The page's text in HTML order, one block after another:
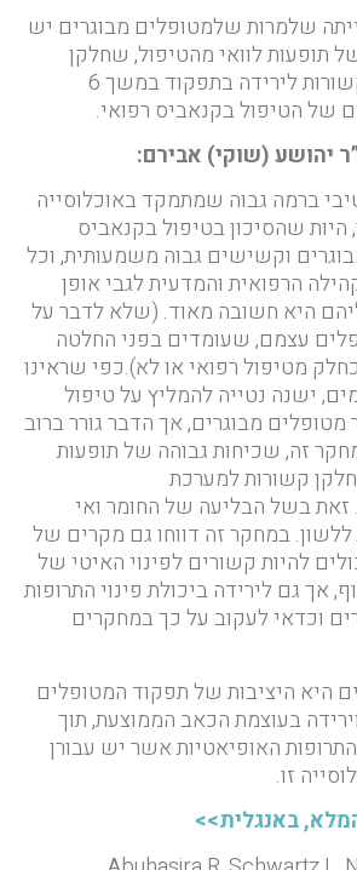
שלמרות שלמטופלים מבוגרים יש
תופעות לוואי מהטיפול, שחלקן
חמורות, הן לא היו קשורות לירידה בתפקוד במשך 6
של הטיפול בקנאביס רפואי.
יהושע (שוקי) אבירם:
ברמה גבוה שמתמקד באוכלוסייה
שהסיכון בטיפול בקנאביס
וקשישים גבוה משמעותית, וכל
הרפואית והמדעית לגבי אופן
היא חשובה מאוד. (שלא לדבר על
עצמם, שעומדים בפני החלטה
מטיפול רפואי או לא).כפי שראינו
ישנה נטייה להמליץ על טיפול
מבוגרים, אך הדבר גורר ברוב
זה, שכיחות גבוהה של תופעות
קשורות למערכת
זאת בשל הבליעה של החומר ואי
במחקר זה דווחו גם מקרים של
להיות קשורים לפינוי האיטי של
אך גם לירידה ביכולת פינוי התרופות
וכדאי לעקוב על כך במחקרים
היא היציבות של תפקוד המטופלים
בעוצמת הכאב הממוצעת, תוך
האופיאטיות אשר יש עבורן
זו.
באנגלית>>